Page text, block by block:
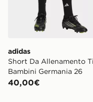
adidas
Short Da Allenamento
Bambini Germania 26
40,00€